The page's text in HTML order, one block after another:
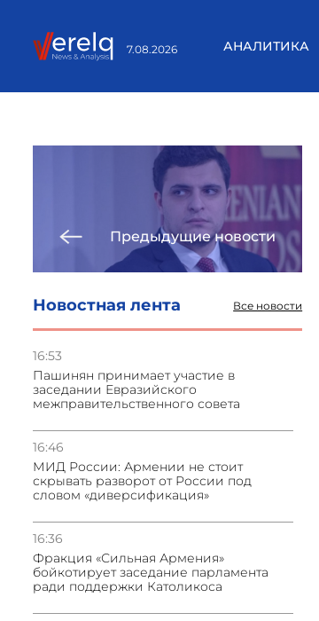
7.08.2026 АНАЛИТИКА
Предыдущие новости
Новостная лента Все новости
16:53
Пашинян принимает участие в
заседании Евразийского
межправительственного совета
16:46
МИД России: Армении не стоит
скрывать разворот от России под
словом «диверсификация»
16:36
Фракция «Сильная Армения»
бойкотирует заседание парламента
ради поддержки Католикоса